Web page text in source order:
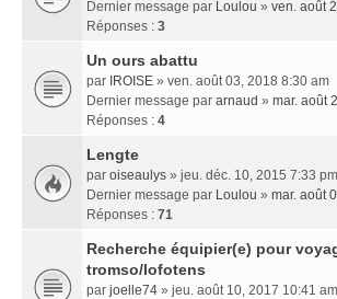
Dernier message par Loulou » ven. août
Réponses : 3
Un ours abattu
par IROISE » ven. août 03, 2018 8:30 am
Dernier message par arnaud » mar. août
Réponses : 4
Lengte
par oiseaulys » jeu. déc. 10, 2015 7:33 pm
Dernier message par Loulou » mar. août
Réponses : 71
Recherche équipier(e) pour
tromso/lofotens
par joelle74 » jeu. août 10, 2017 10:41 am